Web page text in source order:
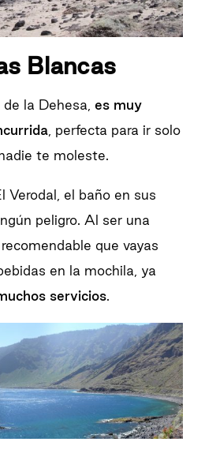
Blancas
la Dehesa, es muy
, perfecta para ir solo
te moleste.
Verodal, el baño en sus
peligro. Al ser una
que vayas
en la mochila, ya
servicios.